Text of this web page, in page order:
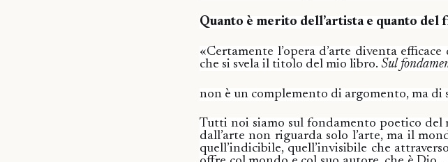
Quanto è merito dell’artista e quanto del
«Certamente l’opera d’arte diventa
che si svela il titolo del mio libro. Sul
non è un complemento di argomento, ma di
Tutti noi siamo sul fondamento poetico del
dall’arte non riguarda solo l’arte, ma il
quell’indicibile, quell’invisibile che